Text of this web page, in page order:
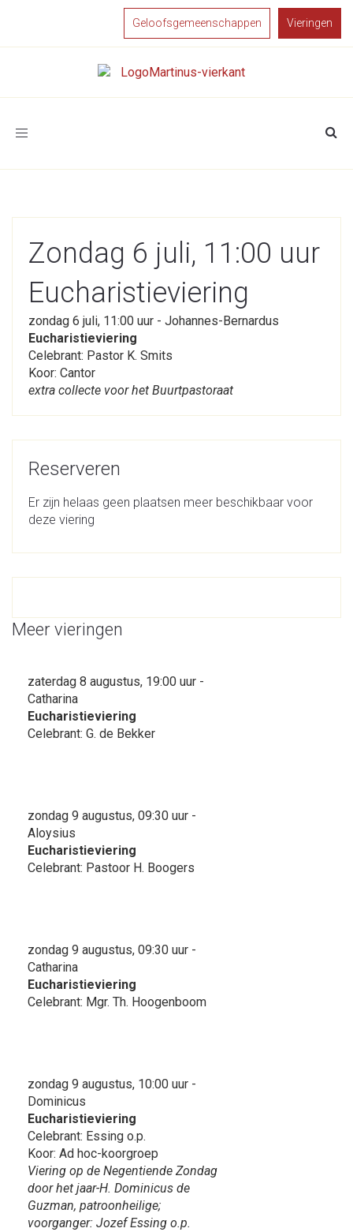
Geloofsgemeenschappen Vieringen
Toggle
Zondag 6 juli, 11:00 uur
Eucharistieviering
zondag 6 juli, 11:00 uur - Johannes-Bernardus
Eucharistieviering
Celebrant: Pastor K. Smits
Koor: Cantor
extra collecte voor het Buurtpastoraat
Reserveren
Er zijn helaas geen plaatsen meer beschikbaar voor
deze viering
Meer vieringen
zaterdag 8 augustus, 19:00 uur -
Catharina
Eucharistieviering
Celebrant: G. de Bekker
zondag 9 augustus, 09:30 uur -
Aloysius
Eucharistieviering
Celebrant: Pastoor H. Boogers
zondag 9 augustus, 09:30 uur -
Catharina
Eucharistieviering
Celebrant: Mgr. Th. Hoogenboom
zondag 9 augustus, 10:00 uur -
Dominicus
Eucharistieviering
Celebrant: Essing o.p.
Koor: Ad hoc-koorgroep
Viering op de Negentiende Zondag
door het jaar-H. Dominicus de
Guzman, patroonheilige;
voorganger: Jozef Essing o.p.